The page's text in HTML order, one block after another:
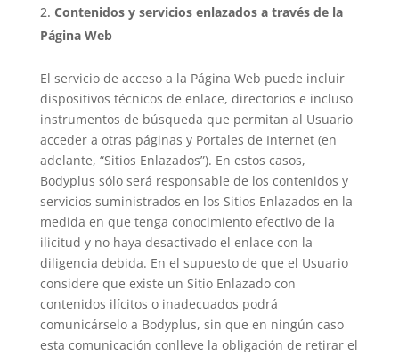
Contenidos y servicios enlazados a través de la
Página Web
El servicio de acceso a la Página Web puede incluir
dispositivos técnicos de enlace, directorios e incluso
instrumentos de búsqueda que permitan al Usuario
acceder a otras páginas y Portales de Internet (en
adelante, “Sitios Enlazados”). En estos casos,
Bodyplus sólo será responsable de los contenidos y
servicios suministrados en los Sitios Enlazados en la
medida en que tenga conocimiento efectivo de la
ilicitud y no haya desactivado el enlace con la
diligencia debida. En el supuesto de que el Usuario
considere que existe un Sitio Enlazado con
contenidos ilícitos o inadecuados podrá
comunicárselo a Bodyplus, sin que en ningún caso
esta comunicación conlleve la obligación de retirar el